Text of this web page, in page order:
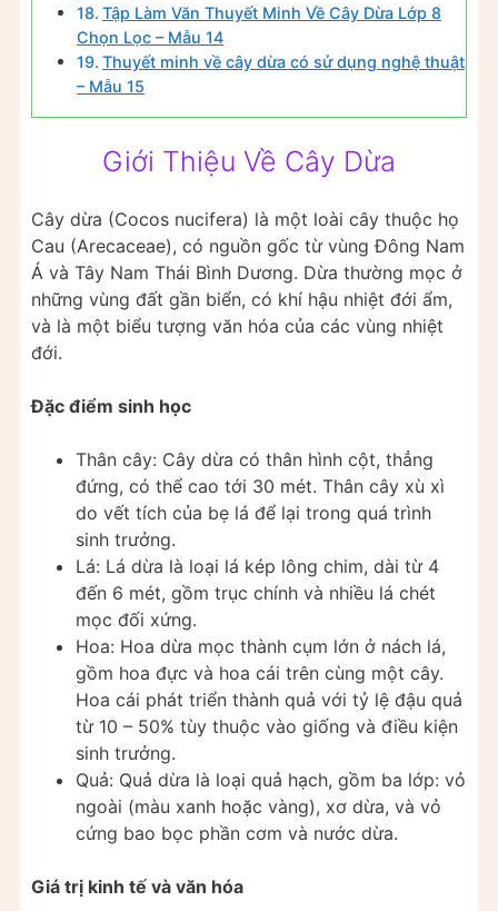
Tập Làm Văn Thuyết Minh Về Cây Dừa Lớp 8
Chọn Lọc – Mẫu 14
Thuyết minh về cây dừa có sử dụng nghệ thuật
– Mẫu 15
Giới Thiệu Về Cây Dừa
Cây dừa (Cocos nucifera) là một loài cây thuộc họ
Cau (Arecaceae), có nguồn gốc từ vùng Đông Nam
Á và Tây Nam Thái Bình Dương. Dừa thường mọc ở
những vùng đất gần biển, có khí hậu nhiệt đới ẩm,
và là một biểu tượng văn hóa của các vùng nhiệt
đới.
Đặc điểm sinh học
Thân cây: Cây dừa có thân hình cột, thẳng
đứng, có thể cao tới 30 mét. Thân cây xù xì
do vết tích của bẹ lá để lại trong quá trình
sinh trưởng.
Lá: Lá dừa là loại lá kép lông chim, dài từ 4
đến 6 mét, gồm trục chính và nhiều lá chét
mọc đối xứng.
Hoa: Hoa dừa mọc thành cụm lớn ở nách lá,
gồm hoa đực và hoa cái trên cùng một cây.
Hoa cái phát triển thành quả với tỷ lệ đậu quả
từ 10 – 50% tùy thuộc vào giống và điều kiện
sinh trưởng.
Quả: Quả dừa là loại quả hạch, gồm ba lớp: vỏ
ngoài (màu xanh hoặc vàng), xơ dừa, và vỏ
cứng bao bọc phần cơm và nước dừa.
Giá trị kinh tế và văn hóa